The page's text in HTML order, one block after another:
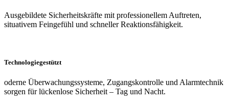
Ausgebildete Sicherheitskräfte mit professionellem Auftreten,
situativem Feingefühl und schneller Reaktionsfähigkeit.
Technologiegestützt
oderne Überwachungssysteme, Zugangskontrolle und Alarmtechnik
sorgen für lückenlose Sicherheit – Tag und Nacht.